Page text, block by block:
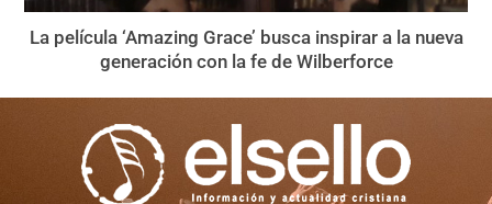
La película ‘Amazing Grace’ busca inspirar a la nueva
generación con la fe de Wilberforce